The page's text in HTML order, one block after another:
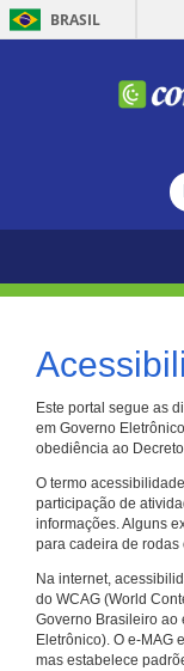
BRASIL
Este portal segue as
em Governo
obediência ao
O termo
participação de
informações. Alguns
para cadeira de
Na internet,
do WCAG (World
Governo Brasileiro ao
Eletrônico). O e-MAG
mas estabelece